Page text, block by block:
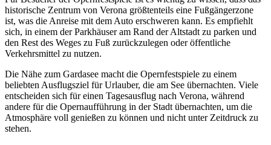
historische Zentrum von Verona größtenteils eine Fußgängerzone
ist, was die Anreise mit dem Auto erschweren kann. Es empfiehlt
sich, in einem der Parkhäuser am Rand der Altstadt zu parken und
den Rest des Weges zu Fuß zurückzulegen oder öffentliche
Verkehrsmittel zu nutzen.
Die Nähe zum Gardasee macht die Opernfestspiele zu einem
beliebten Ausflugsziel für Urlauber, die am See übernachten. Viele
entscheiden sich für einen Tagesausflug nach Verona, während
andere für die Opernaufführung in der Stadt übernachten, um die
Atmosphäre voll genießen zu können und nicht unter Zeitdruck zu
stehen.